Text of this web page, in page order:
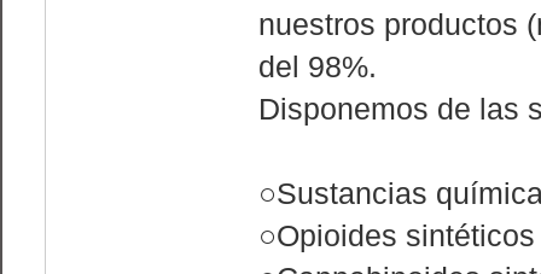
nuestros productos
del 98%.
Disponemos de las
○Sustancias
○Opioides sintéticos